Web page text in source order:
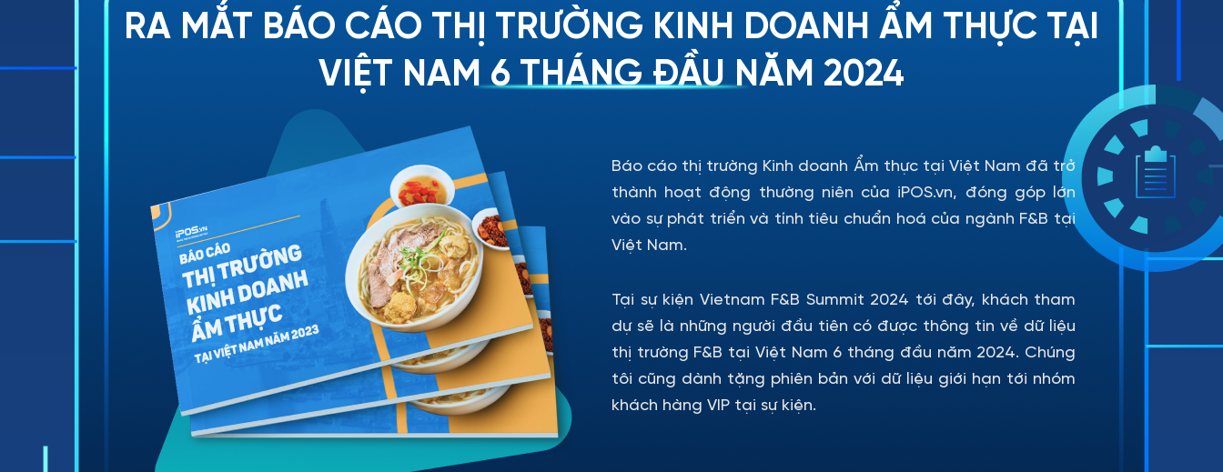
RA MẮT BÁO CÁO THỊ TRƯỜNG KINH DOANH ẨM THỰC TẠI
VIỆT NAM 6 THÁNG ĐẦU NĂM 2024
Báo cáo thị trường Kinh doanh Ẩm thực tại Việt Nam đã trở
thành hoạt động thường niên của iPOS.vn, đóng góp lớn
vào sự phát triển và tính tiêu chuẩn hoá của ngành F&B tại
Việt Nam.
Tại sự kiện Vietnam F&B Summit 2024 tới đây, khách tham
dự sẽ là những người đầu tiên có được thông tin về dữ liệu
thị trường F&B tại Việt Nam 6 tháng đầu năm 2024. Chúng
tôi cũng dành tặng phiên bản với dữ liệu giới hạn tới nhóm
khách hàng VIP tại sự kiện.